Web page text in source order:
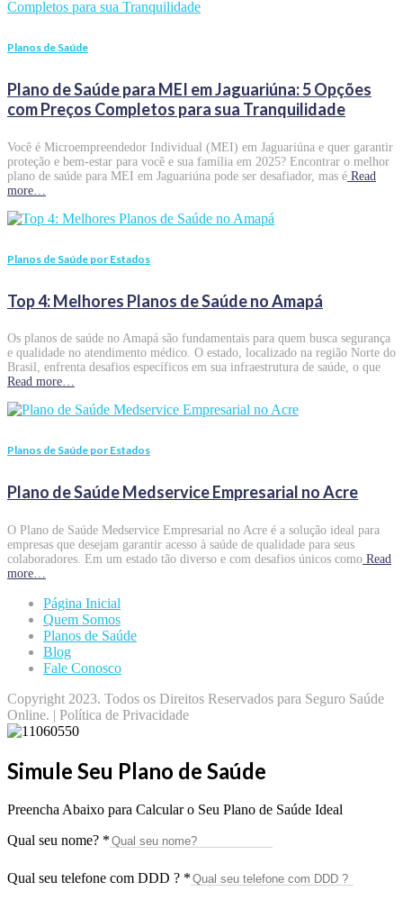
Planos de Saúde
Plano de Saúde para MEI em Jaguariúna: 5 Opções
com Preços Completos para sua Tranquilidade
Você é Microempreendedor Individual (MEI) em Jaguariúna e quer garantir
proteção e bem-estar para você e sua família em 2025? Encontrar o melhor
plano de saúde para MEI em Jaguariúna pode ser desafiador, mas é Read
more…
Planos de Saúde por Estados
Top 4: Melhores Planos de Saúde no Amapá
Os planos de saúde no Amapá são fundamentais para quem busca segurança
e qualidade no atendimento médico. O estado, localizado na região Norte do
Brasil, enfrenta desafios específicos em sua infraestrutura de saúde, o que
Read more…
Planos de Saúde por Estados
Plano de Saúde Medservice Empresarial no Acre
O Plano de Saúde Medservice Empresarial no Acre é a solução ideal para
empresas que desejam garantir acesso à saúde de qualidade para seus
colaboradores. Em um estado tão diverso e com desafios únicos como Read
more…
Página Inicial
Quem Somos
Planos de Saúde
Blog
Fale Conosco
Copyright 2023. Todos os Direitos Reservados para Seguro Saúde
Online. | Política de Privacidade
Simule Seu Plano de Saúde
Preencha Abaixo para Calcular o Seu Plano de Saúde Ideal
Qual seu nome? *
Qual seu telefone com DDD ? *